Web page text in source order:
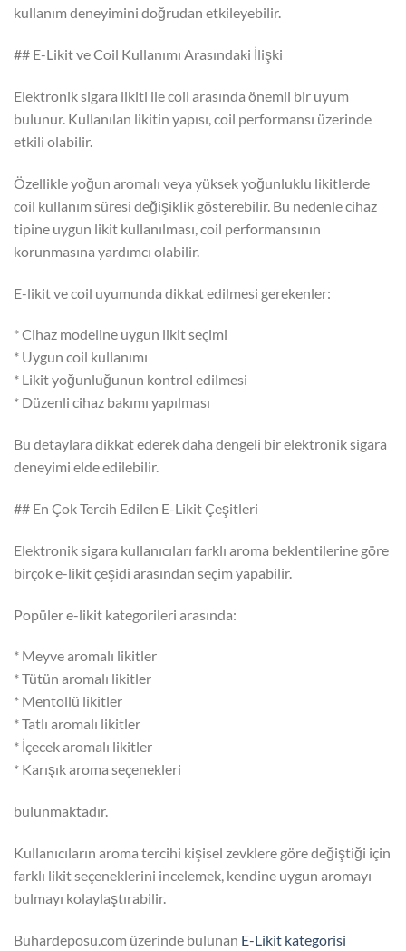
kullanım deneyimini doğrudan etkileyebilir.
## E-Likit ve Coil Kullanımı Arasındaki İlişki
Elektronik sigara likiti ile coil arasında önemli bir uyum
bulunur. Kullanılan likitin yapısı, coil performansı üzerinde
etkili olabilir.
Özellikle yoğun aromalı veya yüksek yoğunluklu likitlerde
coil kullanım süresi değişiklik gösterebilir. Bu nedenle cihaz
tipine uygun likit kullanılması, coil performansının
korunmasına yardımcı olabilir.
E-likit ve coil uyumunda dikkat edilmesi gerekenler:
* Cihaz modeline uygun likit seçimi
* Uygun coil kullanımı
* Likit yoğunluğunun kontrol edilmesi
* Düzenli cihaz bakımı yapılması
Bu detaylara dikkat ederek daha dengeli bir elektronik sigara
deneyimi elde edilebilir.
## En Çok Tercih Edilen E-Likit Çeşitleri
Elektronik sigara kullanıcıları farklı aroma beklentilerine göre
birçok e-likit çeşidi arasından seçim yapabilir.
Popüler e-likit kategorileri arasında:
* Meyve aromalı likitler
* Tütün aromalı likitler
* Mentollü likitler
* Tatlı aromalı likitler
* İçecek aromalı likitler
* Karışık aroma seçenekleri
bulunmaktadır.
Kullanıcıların aroma tercihi kişisel zevklere göre değiştiği için
farklı likit seçeneklerini incelemek, kendine uygun aromayı
bulmayı kolaylaştırabilir.
Buhardeposu.com üzerinde bulunan E-Likit kategorisi